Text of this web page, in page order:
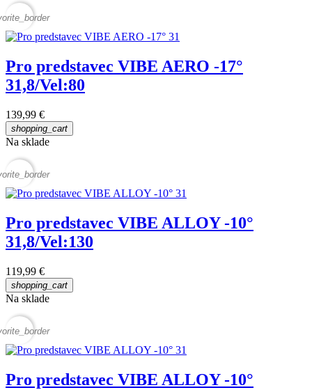
Pro predstavec VIBE AERO -17°
31,8/Vel:80
139,99 €
shopping_cart
Na sklade
Pro predstavec VIBE ALLOY -10°
31,8/Vel:130
119,99 €
shopping_cart
Na sklade
Pro predstavec VIBE ALLOY -10°